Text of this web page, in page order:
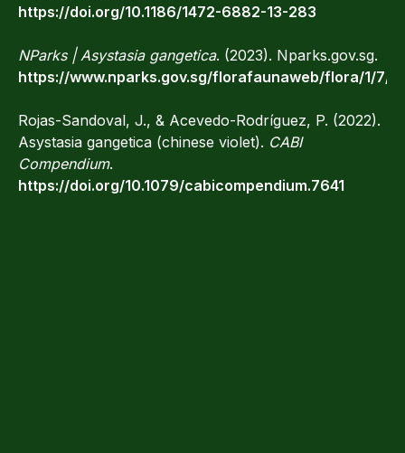
https://doi.org/10.1186/1472-6882-13-283
NParks | Asystasia gangetica. (2023). Nparks.gov.sg.
https://www.nparks.gov.sg/florafaunaweb/flora/1/7/
Rojas-Sandoval, J., & Acevedo-Rodríguez, P. (2022).
Asystasia gangetica (chinese violet). CABI
Compendium.
https://doi.org/10.1079/cabicompendium.7641‌